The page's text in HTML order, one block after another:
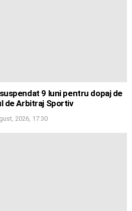
9 luni pentru dopaj de
de Arbitraj Sportiv
2026, 17:30